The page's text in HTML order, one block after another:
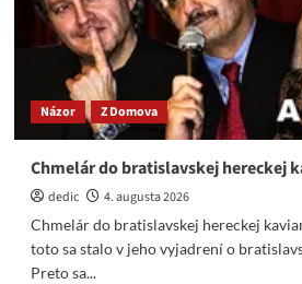
migrantov
sa
ukrývajú
pred
políciou
Názor Z Domova
Chmelár do bratislavskej hereckej
dedic
4. augusta 2026
Chmelár do bratislavskej hereckej
toto sa stalo v jeho vyjadrení o
Preto sa...